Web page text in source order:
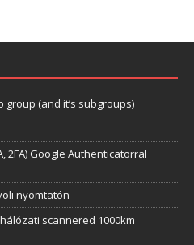
(and it’s subgroups)
2FA) Google Authenticatorral
nyomtatón
scannered 1000km